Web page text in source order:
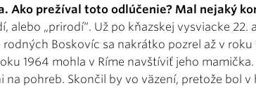
Ako prežíval toto odlúčenie? Mal nejaký
alebo „prirodí“. Už po kňazskej vysviacke 22.
Boskovíc sa nakrátko pozrel až v
1964 mohla v Ríme navštíviť jeho
na pohreb. Skončil by vo väzení, pretože bol